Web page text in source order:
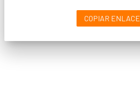
COPIAR ENLACE